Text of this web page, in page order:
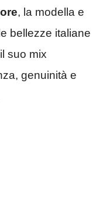
, la modella e
bellezze italiane
suo mix
genuinità e